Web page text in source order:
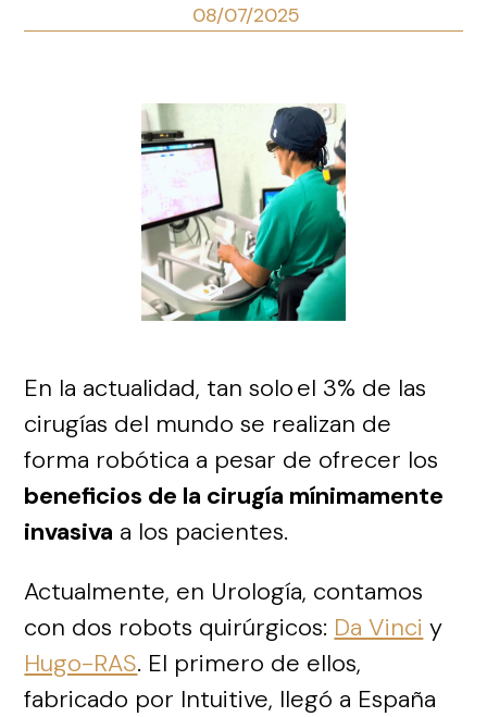
08/07/2025
En la actualidad, tan solo el 3% de las
cirugías del mundo se realizan de
forma robótica a pesar de ofrecer los
beneficios de la cirugía mínimamente
invasiva a los pacientes.
Actualmente, en Urología, contamos
con dos robots quirúrgicos: Da Vinci y
Hugo-RAS. El primero de ellos,
fabricado por Intuitive, llegó a España